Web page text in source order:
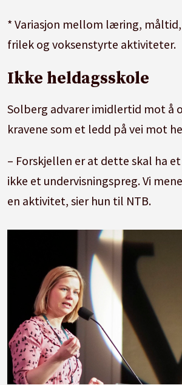
* Variasjon mellom læring,
frilek og voksenstyrte aktiviteter.
Ikke heldagsskole
Solberg advarer imidlertid mot å
kravene som et ledd på vei mot
– Forskjellen er at dette skal ha
ikke et undervisningspreg. Vi
en aktivitet, sier hun til NTB.